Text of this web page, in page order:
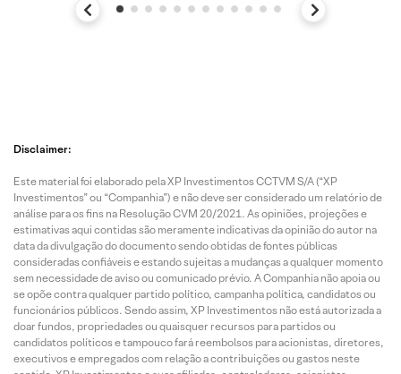
Disclaimer:
Este material foi elaborado pela XP Investimentos CCTVM S/A (“XP
Investimentos” ou “Companhia”) e não deve ser considerado um relatório de
análise para os fins na Resolução CVM 20/2021. As opiniões, projeções e
estimativas aqui contidas são meramente indicativas da opinião do autor na
data da divulgação do documento sendo obtidas de fontes públicas
consideradas confiáveis e estando sujeitas a mudanças a qualquer momento
sem necessidade de aviso ou comunicado prévio. A Companhia não apoia ou
se opõe contra qualquer partido político, campanha política, candidatos ou
funcionários públicos. Sendo assim, XP Investimentos não está autorizada a
doar fundos, propriedades ou quaisquer recursos para partidos ou
candidatos políticos e tampouco fará reembolsos para acionistas, diretores,
executivos e empregados com relação a contribuições ou gastos neste